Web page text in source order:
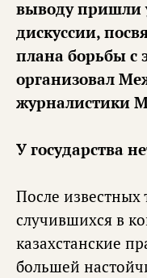
выводу пришли
дискуссии,
плана борьбы с
организовал
журналистики
У государства
После известных
случившихся в
казахстанские
большей